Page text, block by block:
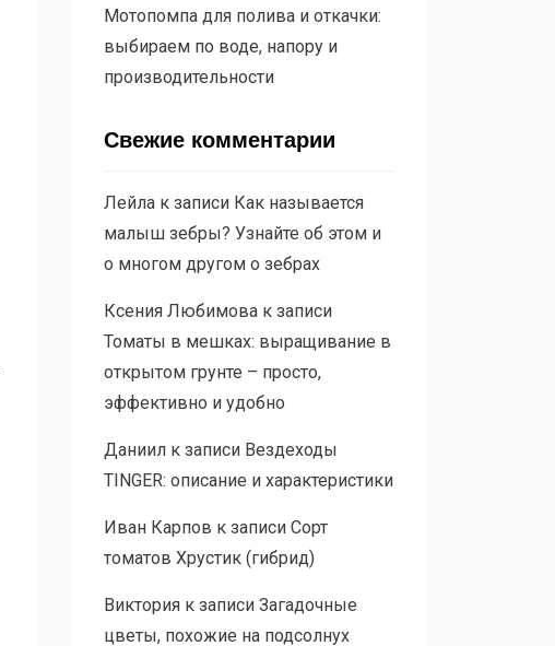
Мотопомпа для полива и откачки:
выбираем по воде, напору и
производительности
Свежие комментарии
Лейлак записи Как называется
малыш зебры? Узнайте об этом и
о многом другом о зебрах
Ксения Любимовак записи
Томаты в мешках: выращивание в
открытом грунте – просто,
эффективно и удобно
Даниилк записи Вездеходы
TINGER: описание и характеристики
Иван Карпов к записи Сорт
томатов Хрустик (гибрид)
Викторияк записи Загадочные
цветы, похожие на подсолнух